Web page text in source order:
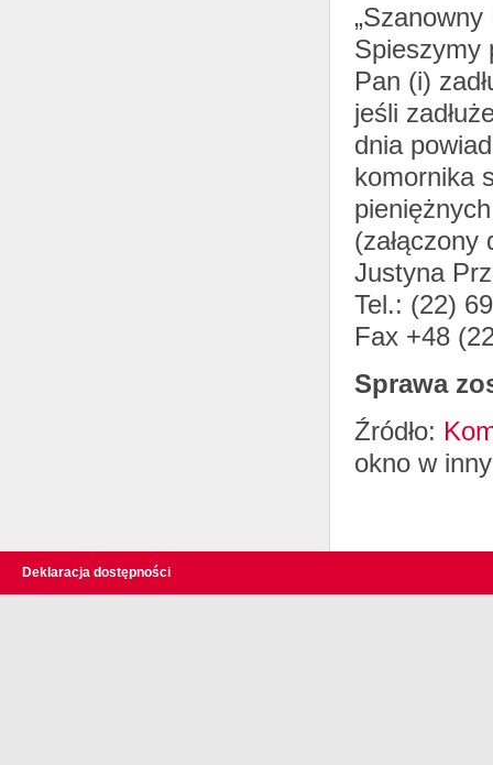
Spieszymy
Pan (i)
jeśli
dnia
komornika
(załączony
Justyna
Tel.: (22)
Fax +48
Sprawa
Źródło:
okno w
Deklaracja dostępności